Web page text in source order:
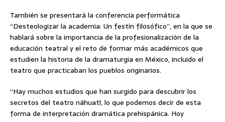
También se presentará la conferencia performática
“Desteologizar la academia: Un festín filosófico”, en la que se
hablará sobre la importancia de la profesionalización de la
educación teatral y el reto de formar más académicos que
estudien la historia de la dramaturgia en México, incluido el
teatro que practicaban los pueblos originarios.
“Hay muchos estudios que han surgido para descubrir los
secretos del teatro náhuatl, lo que podemos decir de esta
forma de interpretación dramática prehispánica. Hoy